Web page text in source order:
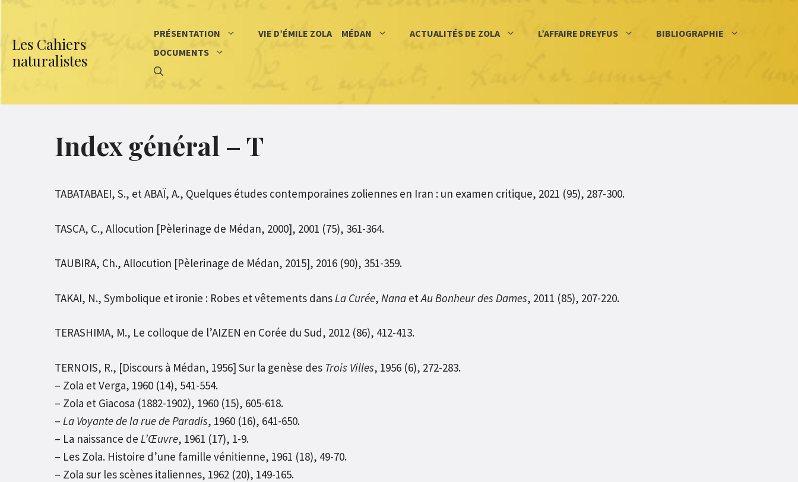
contenu
Les Cahiers
naturalistes
PRÉSENTATION VIE D’ÉMILE ZOLA MÉDAN ACTUALITÉS DE ZOLA L’AFFAIRE DREYFUS
BIBLIOGRAPHIE
DOCUMENTS
Index général – T
TABATABAEI, S., et ABAÏ, A., Quelques études contemporaines zoliennes en Iran : un examen critique, 2021 (95), 287-300.
TASCA, C., Allocution [Pèlerinage de Médan, 2000], 2001 (75), 361-364.
TAUBIRA, Ch., Allocution [Pèlerinage de Médan, 2015], 2016 (90), 351-359.
TAKAI, N., Symbolique et ironie : Robes et vêtements dans La Curée, Nana etAu Bonheur des Dames, 2011 (85), 207-220.
TERASHIMA, M., Le colloque de l’AIZEN en Corée du Sud, 2012 (86), 412-413.
TERNOIS, R., [Discours à Médan, 1956] Sur la genèse des Trois Villes, 1956 (6), 272-283.
– Zola et Verga, 1960 (14), 541-554.
– Zola et Giacosa (1882-1902), 1960 (15), 605-618.
– La Voyante de la rue de Paradis, 1960 (16), 641-650.
– La naissance de L’Œuvre, 1961 (17), 1-9.
– Les Zola. Histoire d’une famille vénitienne, 1961 (18), 49-70.
– Zola sur les scènes italiennes, 1962 (20), 149-165.